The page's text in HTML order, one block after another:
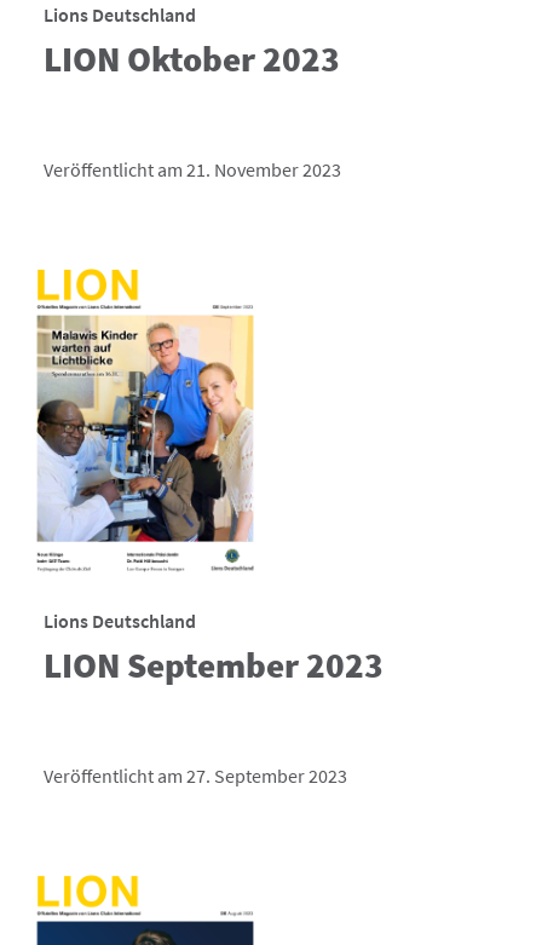
Lions Deutschland
LION Oktober 2023
Veröffentlicht am 21. November 2023
Lions Deutschland
LION September 2023
Veröffentlicht am 27. September 2023